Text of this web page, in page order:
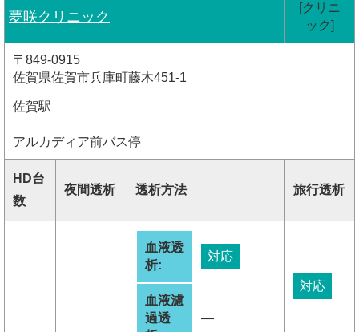
夢咲クリニック
[クリニ
ック]
〒849-0915
佐賀県佐賀市兵庫町藤木451-1
佐賀駅
アルカディア前バス停
HD台
数
夜間透析 透析方法 旅行透析
血液透
析:
対応
血液濾
過透
―
対応